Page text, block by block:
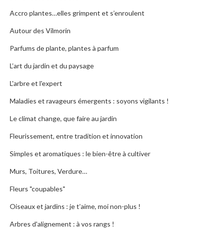
Accro plantes…elles grimpent et s’enroulent
Autour des Vilmorin
Parfums de plante, plantes à parfum
L’art du jardin et du paysage
L'arbre et l'expert
Maladies et ravageurs émergents : soyons vigilants !
Le climat change, que faire au jardin
Fleurissement, entre tradition et innovation
Simples et aromatiques : le bien-être à cultiver
Murs, Toitures, Verdure…
Fleurs "coupables"
Oiseaux et jardins : je t’aime, moi non-plus !
Arbres d'alignement : à vos rangs !